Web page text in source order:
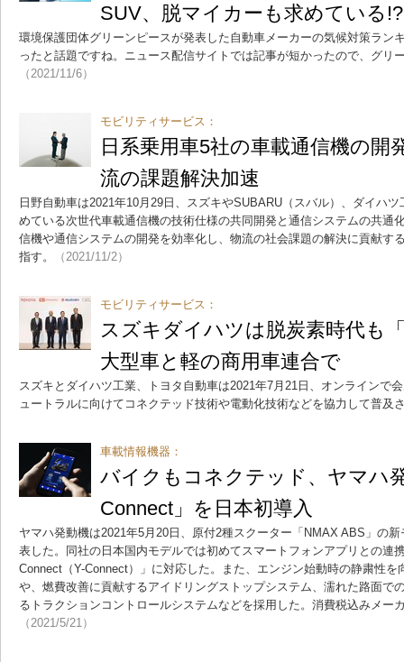
SUV、脱マイカーも求めている!?
環境保護団体グリーンピースが発表した自動車メーカーの気候対策ラン
ったと話題ですね。ニュース配信サイトでは記事が短かったので、グリ
（2021/11/6）
モビリティサービス：
日系乗用車5社の車載通信機の開
流の課題解決加速
日野自動車は2021年10月29日、スズキやSUBARU（スバル）、ダイハ
めている次世代車載通信機の技術仕様の共同開発と通信システムの共通
信機や通信システムの開発を効率化し、物流の社会課題の解決に貢献す
指す。
（2021/11/2）
モビリティサービス：
スズキダイハツは脱炭素時代も
大型車と軽の商用車連合で
スズキとダイハツ工業、トヨタ自動車は2021年7月21日、オンラインで
ュートラルに向けてコネクテッド技術や電動化技術などを協力して普及
車載情報機器：
バイクもコネクテッド、ヤマハ
Connect」を日本初導入
ヤマハ発動機は2021年5月20日、原付2種スクーター「NMAX ABS」の
表した。同社の日本国内モデルでは初めてスマートフォンアプリとの連
Connect（Y-Connect）」に対応した。また、エンジン始動時の静粛性
や、燃費改善に貢献するアイドリングストップシステム、濡れた路面で
るトラクションコントロールシステムなどを採用した。消費税込みメー
（2021/5/21）